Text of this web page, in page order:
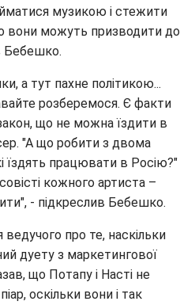
музикою і стежити
вони можуть призводити до
Бебешко.
а тут пахне політикою...
розберемося. Є факти
що не можна їздити в
"А що робити з двома
їздять працювати в Росію?"
кожного артиста –
- підкреслив Бебешко.
про те, наскільки
дуету з маркетингової
що Потапу і Насті не
оскільки вони і так